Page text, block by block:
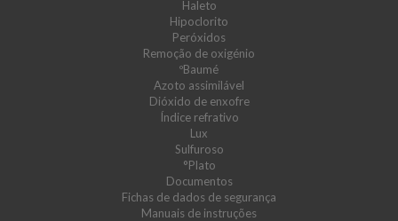
Haleto
Hipoclorito
Peróxidos
Remoção de oxigénio
ºBaumé
Azoto assimilável
Dióxido de enxofre
Índice refrativo
Lux
Sulfuroso
°Plato
Documentos
Fichas de dados de segurança
Manuais de instruções